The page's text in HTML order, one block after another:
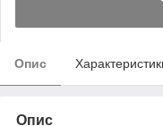
Опис
Опис